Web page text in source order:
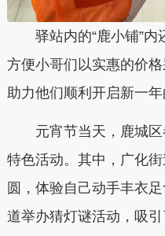
驿站内的“鹿小铺”内
方便小哥们以实惠的价
助力他们顺利开启新一年
元宵节当天，鹿城区
特色活动。其中，广化
圆，体验自己动手丰衣
道举办猜灯谜活动，吸